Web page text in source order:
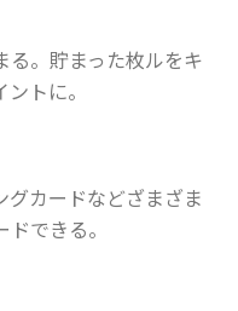
る。貯まった枚ルをキ
トに。
カードなどざまざま
できる。